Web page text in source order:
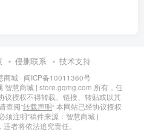
侵删联系 技术支持
商城 · 闽ICP备10011360号
智慧商城 | store.gqmg.com 所有，任
议授权不得转载、链接、转贴或以其
查阅”转载声明“ 本网站已经协议授权
须注明"稿件来源：智慧商城 |
者将依法追究责任。